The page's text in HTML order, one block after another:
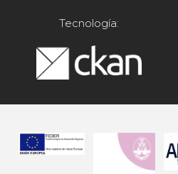
Tecnología: